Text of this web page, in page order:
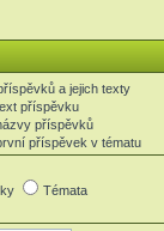
a jejich texty
příspěvku
příspěvků
příspěvek v tématu
Témata